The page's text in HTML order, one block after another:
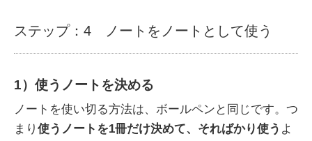
ステップ：4 ノートをノートとして使う
1）使うノートを決める
ノートを使い切る方法は、ボールペンと同じです。つ
まり 使うノートを1冊だけ決めて、そればかり使う よ